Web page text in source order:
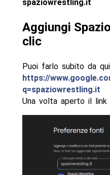
spaziowrestling.it
Aggiungi
clic
Puoi farlo subito da qui
https://
q=spaziowrestling.it
Una volta aperto il link